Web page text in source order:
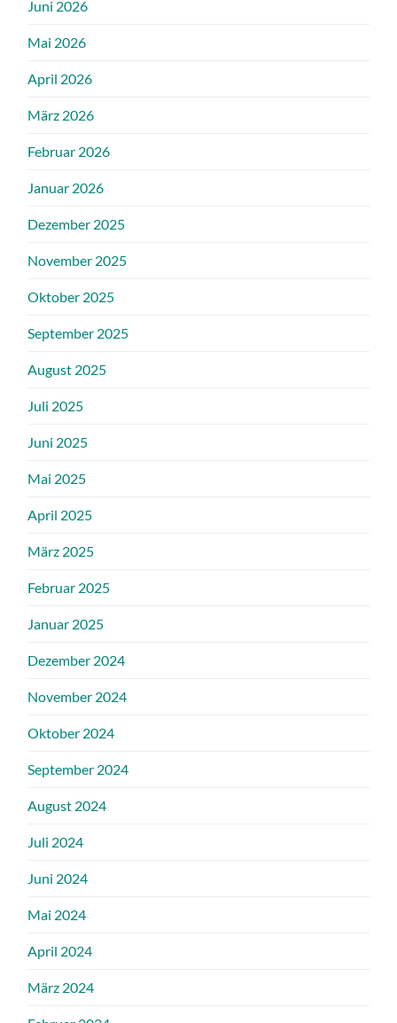
Juni 2026
Mai 2026
April 2026
März 2026
Februar 2026
Januar 2026
Dezember 2025
November 2025
Oktober 2025
September 2025
August 2025
Juli 2025
Juni 2025
Mai 2025
April 2025
März 2025
Februar 2025
Januar 2025
Dezember 2024
November 2024
Oktober 2024
September 2024
August 2024
Juli 2024
Juni 2024
Mai 2024
April 2024
März 2024